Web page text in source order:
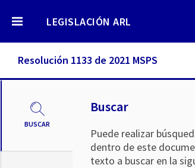
LEGISLACIÓN ARL
Resolución 1133 de 2021 MSPS
BUSCAR
Buscar
Puede realizar
dentro de este
texto a buscar en la